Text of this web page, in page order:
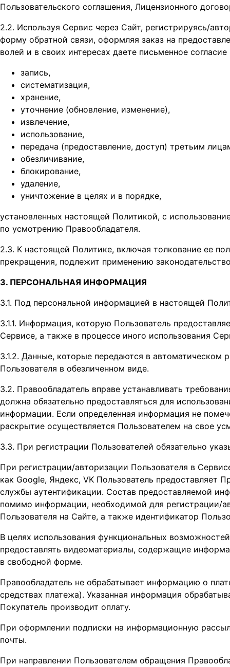
Пользовательского соглашения, Лицензионного
2.2. Используя Сервис через Сайт, регистрируясь/
форму обратной связи, оформляя заказ на
волей и в своих интересах даете письменное
запись,
систематизация,
хранение,
уточнение (обновление, изменение),
извлечение,
использование,
передача (предоставление, доступ) третьим
обезличивание,
блокирование,
удаление,
уничтожение в целях и в порядке,
установленных настоящей Политикой, с
по усмотрению Правообладателя.
2.3. К настоящей Политике, включая толкование ее
прекращения, подлежит применению
3. ПЕРСОНАЛЬНАЯ ИНФОРМАЦИЯ
3.1. Под персональной информацией в настоящей
3.1.1. Информация, которую Пользователь
Сервисе, а также в процессе иного использования
3.1.2. Данные, которые передаются в автоматическом
Пользователя в обезличенном виде.
3.2. Правообладатель вправе устанавливать
должна обязательно предоставляться для
информации. Если определенная информация не
раскрытие осуществляется Пользователем на свое
3.3. При регистрации Пользователей обязательно
При регистрации/авторизации Пользователя в
как Google, Яндекс, VK Пользователь
службы аутентификации. Состав предоставляемой
помимо информации, необходимой для регистрации/
Пользователя на Сайте, а также идентификатор
В целях использования функциональных
предоставлять видеоматериалы, содержащие
в свободной форме.
Правообладатель не обрабатывает информацию о
средствах платежа). Указанная информация
Покупатель производит оплату.
При оформлении подписки на информационную
почты.
При направлении Пользователем обращения